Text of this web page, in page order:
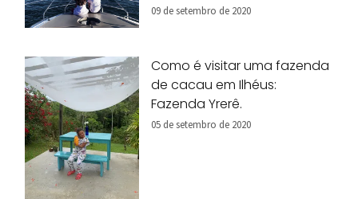
09 de setembro de 2020
Como é visitar uma fazenda
de cacau em Ilhéus:
Fazenda Yrerê.
05 de setembro de 2020